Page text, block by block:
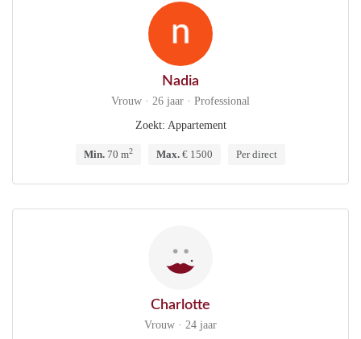
Nadia
Vrouw · 26 jaar · Professional
Zoekt: Appartement
Min. 70 m2 Max. € 1500 Per direct
Charlotte
Vrouw · 24 jaar